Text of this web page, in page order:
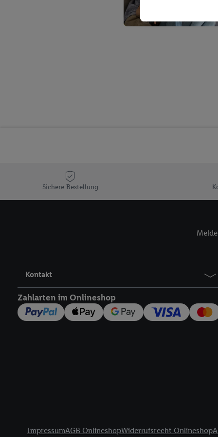
Sichere Bestellung
Kontakt
Zahlarten im Onlineshop
ImpressumAGB OnlineshopWiderrufsrecht Onlineshop
Kaufverhalten in den
genauen
Hierzu wird von uns
Adresse in
den Lidl-Diensten
Wenn das der Fall ist,
Insbesondere können
werden, damit wir
Nutzung der Utiq-
die Lidl-Dienste)
„Zustimmen“ stimmen
genannten Partner
jederzeit mit Wirkung
Unter
Anzeige von
Verknüpfung